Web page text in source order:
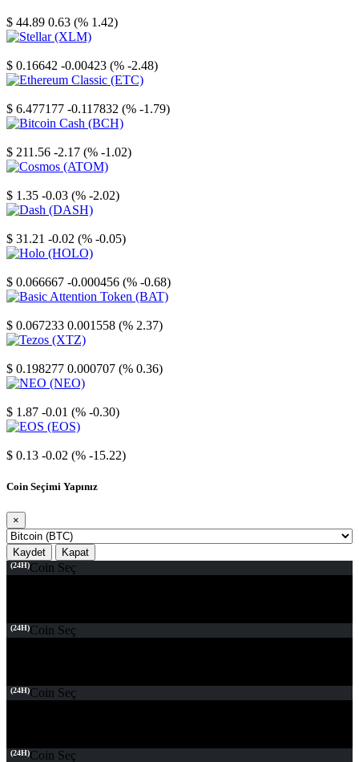
$ 44.89 0.63 (% 1.42)
$ 0.16642 -0.00423 (% -2.48)
$ 6.477177 -0.117832 (% -1.79)
$ 211.56 -2.17 (% -1.02)
$ 1.35 -0.03 (% -2.02)
$ 31.21 -0.02 (% -0.05)
$ 0.066667 -0.000456 (% -0.68)
$ 0.067233 0.001558 (% 2.37)
$ 0.198277 0.000707 (% 0.36)
$ 1.87 -0.01 (% -0.30)
$ 0.13 -0.02 (% -15.22)
Coin Seçimi Yapınız
×
Kaydet Kapat
(24H)Coin Seç
(24H)Coin Seç
(24H)Coin Seç
(24H)Coin Seç